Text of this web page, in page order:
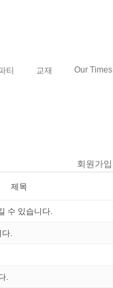
티 교재 Our Times
회원가입
제목
수 있습니다.
다.
.